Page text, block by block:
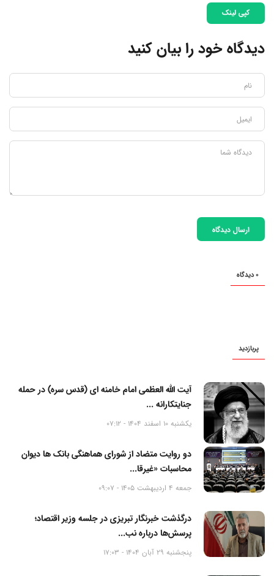
کپی لینک
دیدگاه خود را بیان کنید
ارسال دیدگاه
0 دیدگاه
پربازدید
آیت الله العظمی امام خامنه ای (قدس سره) در حمله
جنایتکارانه ...
یکشنبه 10 اسفند 1404 - 07:12
دو روایت متضاد از شورای هماهنگی بانک ها دیوان
محاسبات «غیرقا...
جمعه 4 اردیبهشت 1405 - 09:07
درگذشت خبرنگار تبریزی در جلسه وزیر اقتصاد؛
پرسش‌ها درباره نب...
پنجشنبه 29 آبان 1404 - 17:03